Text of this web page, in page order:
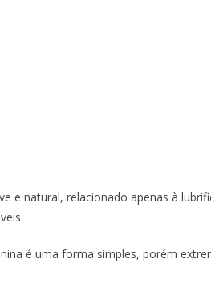
e natural, relacionado apenas à
é uma forma simples, porém